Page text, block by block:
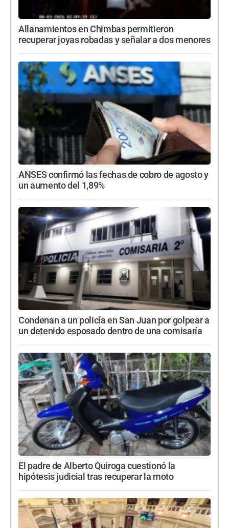
Allanamientos en Chimbas permitieron
recuperar joyas robadas y señalar a dos menores
ANSES confirmó las fechas de cobro de agosto y
un aumento del 1,89%
Condenan a un policía en San Juan por golpear a
un detenido esposado dentro de una comisaría
El padre de Alberto Quiroga cuestionó la
hipótesis judicial tras recuperar la moto